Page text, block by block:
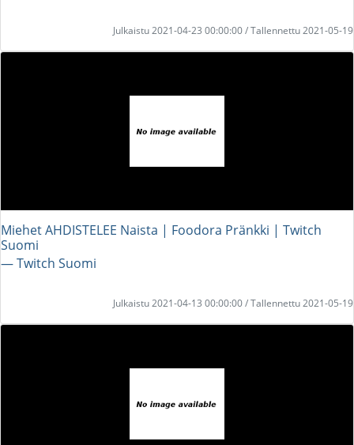
Julkaistu 2021-04-23 00:00:00 / Tallennettu 2021-05-19
Miehet AHDISTELEE Naista | Foodora Pränkki | Twitch
Suomi
― Twitch Suomi
Julkaistu 2021-04-13 00:00:00 / Tallennettu 2021-05-19